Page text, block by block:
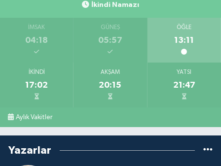
İkindi Namazı
İMSAK
04:18
GÜNEŞ
05:57
ÖĞLE
13:11
İKINDI
17:02
AKŞAM
20:15
YATSI
21:47
Aylık Vakitler
Yazarlar